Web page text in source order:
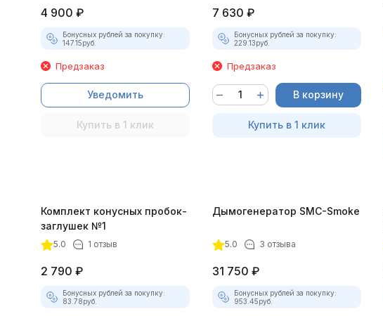
4 900 ₽
Бонусных рублей за покупку:
147.15руб.
Предзаказ
Уведомить
Купить в 1 клик
7 630 ₽
Бонусных рублей за покупку:
229.13руб.
Предзаказ
В корзину
Купить в 1 клик
Комплект конусных пробок-
заглушек №1
5.0 1 отзыв
2 790 ₽
Бонусных рублей за покупку:
83.78руб.
Дымогенератор SMC-Smoke
5.0 3 отзыва
31 750 ₽
Бонусных рублей за покупку:
953.45руб.